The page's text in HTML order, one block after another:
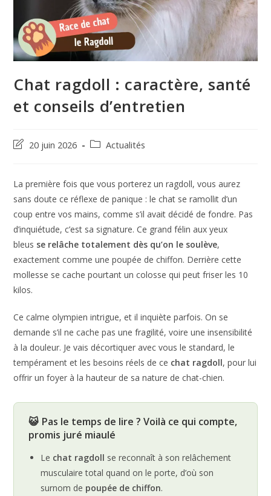
Chat ragdoll : caractère, santé
et conseils d’entretien
Dernière
la
publication :
20 juin 2026
PostActualités
La première fois que vous porterez un ragdoll, vous aurez
sans doute ce réflexe de panique : le chat se ramollit d’un
coup entre vos mains, comme s’il avait décidé de fondre. Pas
d’inquiétude, c’est sa signature. Ce grand félin aux yeux
bleus se relâche totalement dès qu’on le soulève,
exactement comme une poupée de chiffon. Derrière cette
mollesse se cache pourtant un colosse qui peut friser les 10
kilos.
Ce calme olympien intrigue, et il inquiète parfois. On se
demande s’il ne cache pas une fragilité, voire une insensibilité
à la douleur. Je vais décortiquer avec vous le standard, le
tempérament et les besoins réels de ce chat ragdoll, pour lui
offrir un foyer à la hauteur de sa nature de chat-chien.
😺 Pas le temps de lire ? Voilà ce qui compte,
promis juré miaulé
Le chat ragdoll se reconnaît à son relâchement
musculaire total quand on le porte, d’où son
surnom de poupée de chiffon.